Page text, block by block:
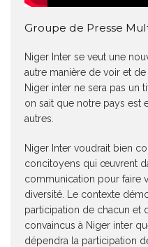
Groupe de Presse
Niger Inter se veut une
autre manière de voir et
Niger inter ne sera pas un
on sait que notre pays est
autres.
Niger Inter voudrait bien
concitoyens qui œuvrent
communication pour faire
diversité. Le contexte
participation de chacun et
convaincus à Niger inter
dépendra la participation